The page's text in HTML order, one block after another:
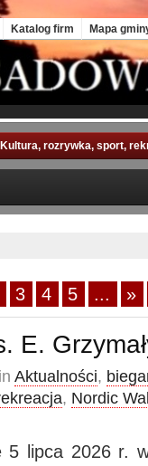
Katalog firm Mapa
Kultura, rozrywka, sport,
3 4 5 ... »
E.
Aktualności,
, Nordic
5 lipca 2026 r.